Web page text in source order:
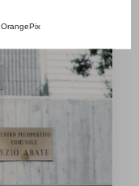
OrangePix